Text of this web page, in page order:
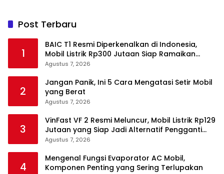
Post Terbaru
1
BAIC T1 Resmi Diperkenalkan di Indonesia,
Mobil Listrik Rp300 Jutaan Siap Ramaikan
Pasar EV
Agustus 7, 2026
2
Jangan Panik, Ini 5 Cara Mengatasi Setir Mobil
yang Berat
Agustus 7, 2026
3
VinFast VF 2 Resmi Meluncur, Mobil Listrik Rp129
Jutaan yang Siap Jadi Alternatif Pengganti
Motor
Agustus 7, 2026
4
Mengenal Fungsi Evaporator AC Mobil,
Komponen Penting yang Sering Terlupakan